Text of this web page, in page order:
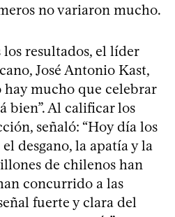
no variaron mucho.
resultados, el líder
José Antonio Kast,
hay mucho que celebrar
bien”. Al calificar los
señaló: “Hoy día los
desgano, la apatía y la
de chilenos han
concurrido a las
fuerte y clara del